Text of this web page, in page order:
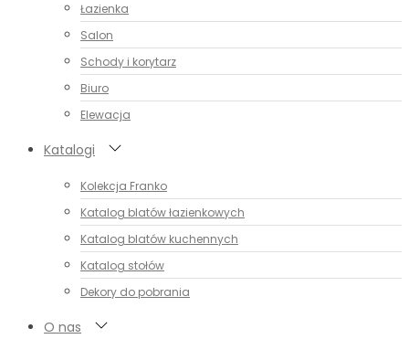
Łazienka
Salon
Schody i korytarz
Biuro
Elewacja
Katalogi
Kolekcja Franko
Katalog blatów łazienkowych
Katalog blatów kuchennych
Katalog stołów
Dekory do pobrania
O nas